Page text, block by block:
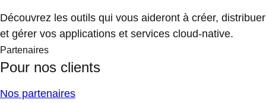
Découvrez les outils qui vous aideront à créer, distribuer
et gérer vos applications et services cloud-native.
Partenaires
Pour nos clients
Nos partenaires